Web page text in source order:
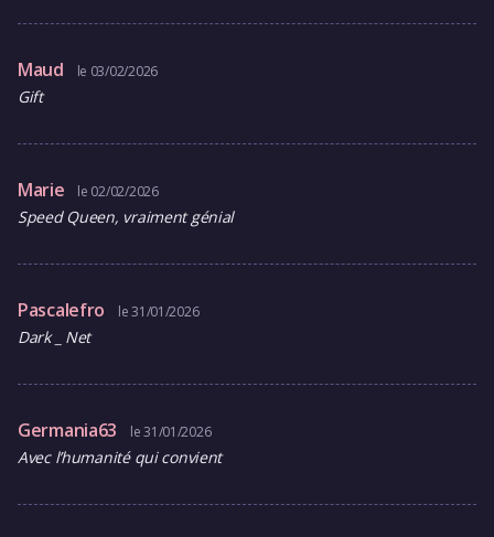
Maud le 03/02/2026
Gift
Marie le 02/02/2026
Speed Queen, vraiment génial
Pascalefro le 31/01/2026
Dark _ Net
Germania63 le 31/01/2026
Avec l’humanité qui convient